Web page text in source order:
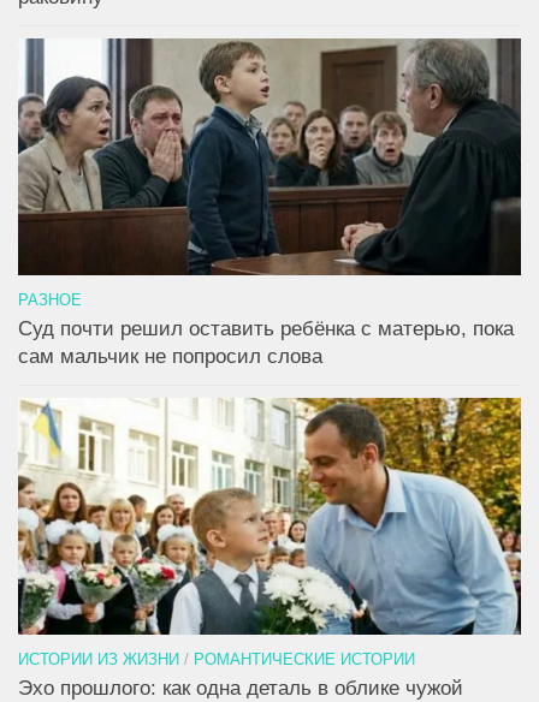
РАЗНОЕ
Суд почти решил оставить ребёнка с матерью, пока
сам мальчик не попросил слова
ИСТОРИИ ИЗ ЖИЗНИ / РОМАНТИЧЕСКИЕ ИСТОРИИ
Эхо прошлого: как одна деталь в облике чужой